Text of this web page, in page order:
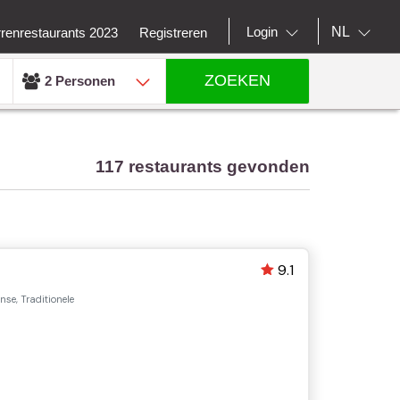
2023 Registreren Login NL
2 Personen ZOEKEN
117 restaurants gevonden
Traditionele
9.1